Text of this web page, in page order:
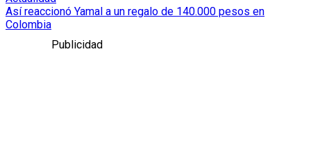
Así reaccionó Yamal a un regalo de 140.000 pesos en
Colombia
Publicidad